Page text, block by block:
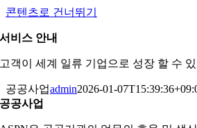
콘텐츠로 건너뛰기
서비스 안내
고객이 세계 일류 기업으로 성장 할 수
공공사업admin2026-01-
공공사업